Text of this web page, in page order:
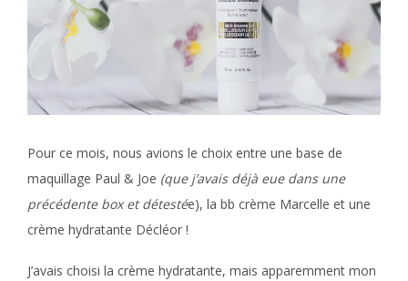
Pour ce mois, nous avions le choix entre une base de
maquillage Paul & Joe (que j’avais déjà eue dans une
précédente box et détestée), la bb crème Marcelle et une
crème hydratante Décléor !
J’avais choisi la crème hydratante, mais apparemment mon